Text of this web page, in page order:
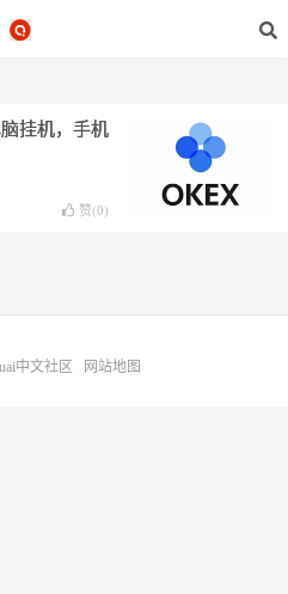
挂机，手机
赞(0)
中文社区 网站地图